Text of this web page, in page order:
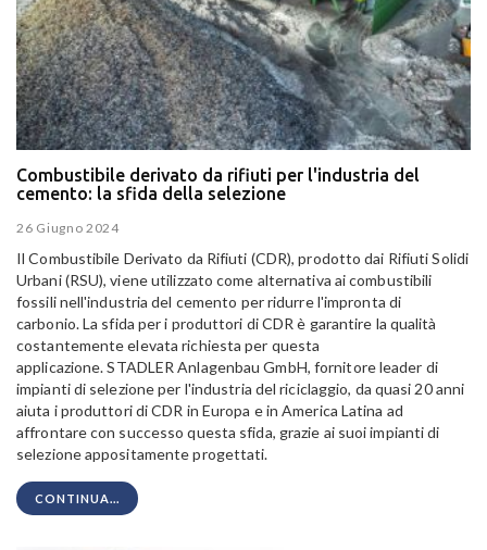
Combustibile derivato da rifiuti per l'industria del
cemento: la sfida della selezione
26 Giugno 2024
Il Combustibile Derivato da Rifiuti (CDR), prodotto dai Rifiuti Solidi
Urbani (RSU), viene utilizzato come alternativa ai combustibili
fossili nell'industria del cemento per ridurre l'impronta di
carbonio.La sfida per i produttori di CDR è garantire la qualità
costantemente elevata richiesta per questa
applicazione. STADLER Anlagenbau GmbH, fornitore leader di
impianti di selezione per l'industria del riciclaggio, da quasi 20 anni
aiuta i produttori di CDR in Europa e in America Latina ad
affrontare con successo questa sfida, grazie ai suoi impianti di
selezione appositamente progettati.
CONTINUA...